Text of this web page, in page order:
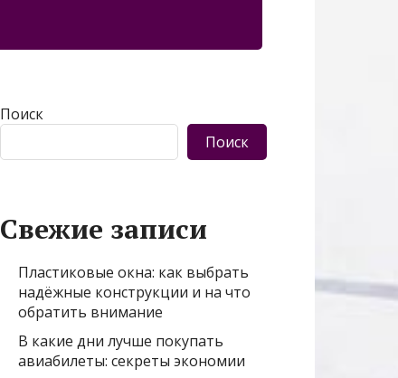
Поиск
Поиск
Свежие записи
Пластиковые окна: как выбрать
надёжные конструкции и на что
обратить внимание
В какие дни лучше покупать
авиабилеты: секреты экономии